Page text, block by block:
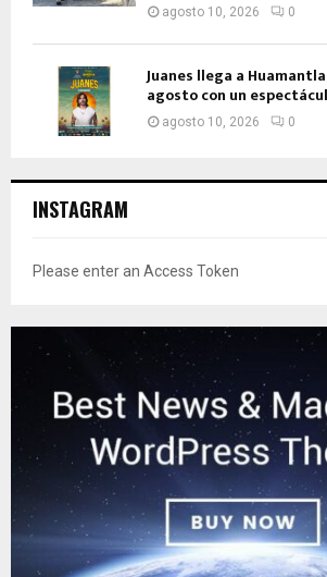
agosto 10, 2026 0
Juanes llega a
agosto con un
agosto 10, 2026 0
INSTAGRAM
Please enter an Access Token